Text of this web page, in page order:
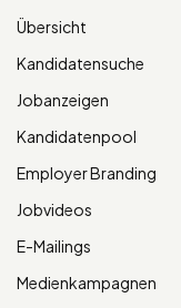
Übersicht
Kandidatensuche
Jobanzeigen
Kandidatenpool
Employer Branding
Jobvideos
E-Mailings
Medienkampagnen